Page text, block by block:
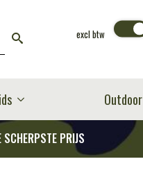
excl btw
Outdoor
SCHERPSTE PRIJS